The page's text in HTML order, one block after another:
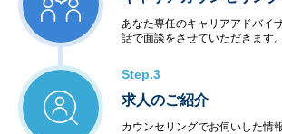
あなた専任のキャリアアドバイ
話で面談をさせていただきます。
Step.3
求人のご紹介
カウンセリングでお伺いした情